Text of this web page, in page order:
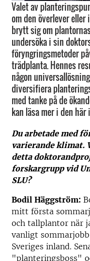
Valet av
om den överlever
brytt sig om
undersöka i sin
föryngringsmetoder
trädplanta. Hennes
någon
diversifiera
med tanke på de
kan läsa mer i den
Du arbetade med
varierande klimat.
detta
forskargrupp vid
SLU?
Bodil Häggström:
mitt första
och tallplantor när
vanligt
Sveriges inland.
"planteringsboss"